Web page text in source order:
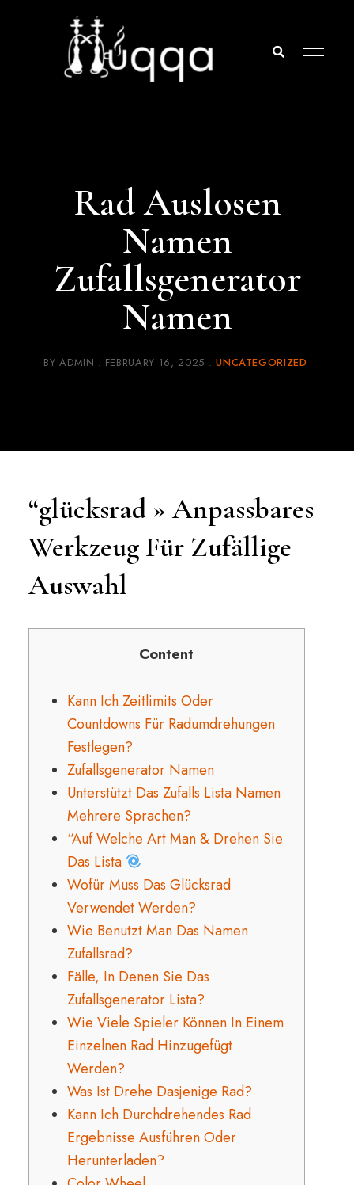
Experience
Every Puff
Rad Auslosen
Namen
Zufallsgenerator
Namen
BYADMIN FEBRUARY 16, 2025 UNCATEGORIZED
“glücksrad » Anpassbares
Werkzeug Für Zufällige
Auswahl
Content
Kann Ich Zeitlimits Oder
Countdowns Für Radumdrehungen
Festlegen?
Zufallsgenerator Namen
Unterstützt Das Zufalls Lista Namen
Mehrere Sprachen?
“Auf Welche Art Man & Drehen Sie
Das Lista
Wofür Muss Das Glücksrad
Verwendet Werden?
Wie Benutzt Man Das Namen
Zufallsrad?
Fälle, In Denen Sie Das
Zufallsgenerator Lista?
Wie Viele Spieler Können In Einem
Einzelnen Rad Hinzugefügt
Werden?
Was Ist Drehe Dasjenige Rad?
Kann Ich Durchdrehendes Rad
Ergebnisse Ausführen Oder
Herunterladen?